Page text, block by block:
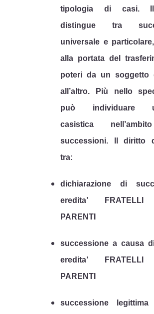
tipologia di casi.
distingue tra
universale e
alla portata del
poteri da un soggetto
all’altro. Più nello
può individuare
casistica
successioni. Il diritto
tra:
dichiarazione di
eredita’ FRATELLI
PARENTI
successione a causa
eredita’ FRATELLI
PARENTI
successione legittima